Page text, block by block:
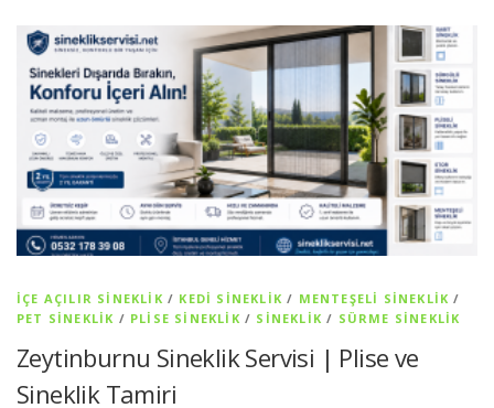
İÇE AÇILIR SINEKLIK / KEDI SINEKLIK / MENTEŞELI SINEKLIK /
PET SİNEKLIK / PLISE SINEKLIK / SİNEKLİK / SÜRME SINEKLIK
Zeytinburnu Sineklik Servisi | Plise ve
Sineklik Tamiri